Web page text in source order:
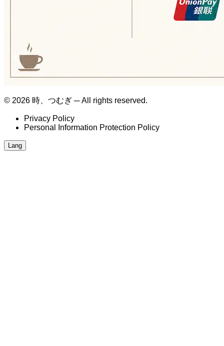
© 2026 時、つむぎ ─ All rights reserved.
Privacy Policy
Personal Information Protection Policy
Lang